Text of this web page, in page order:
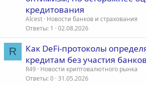
кредитования
Alcest Новости банков и страхования
Ответы 1 02.08.2026
R
Как DeFi-протоколы
кредитам без участия банков
R49
Новости криптовалютного рынка
Ответы 0 31.05.2026